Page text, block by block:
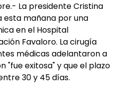
La presidente Cristina
esta mañana por una
en el Hospital
Favaloro. La cirugía
médicas adelantaron a
"fue exitosa" y que el plazo
30 y 45 días.